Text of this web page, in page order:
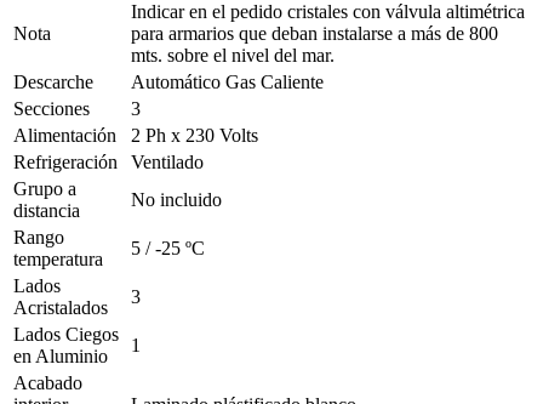
Nota
Indicar en el pedido cristales con válvula altimétrica
para armarios que deban instalarse a más de 800
mts. sobre el nivel del mar.
Descarche
Automático Gas Caliente
Secciones
3
Alimentación
2 Ph x 230 Volts
Refrigeración
Ventilado
Grupo a
distancia
No incluido
Rango
temperatura
5 / -25 ºC
Lados
Acristalados
3
Lados Ciegos
en Aluminio
1
Acabado